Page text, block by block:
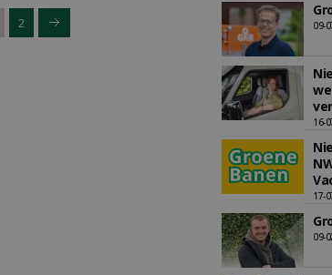
2 09-
16-
17-
09-